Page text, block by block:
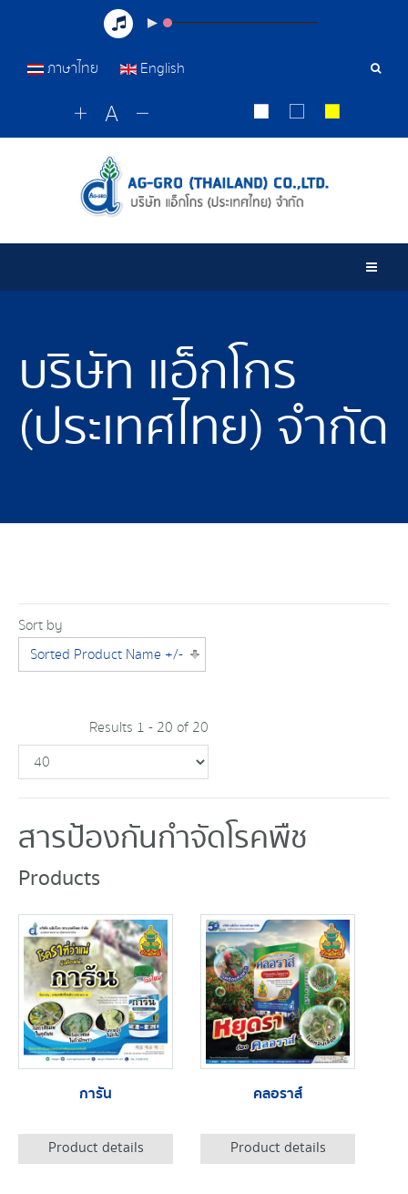
ภาษาไทย English
บริษัท แอ็กโกร
(ประเทศไทย) จำกัด
Sort by
Sorted Product Name +/-
Results 1 - 20 of 20
สารป้องกันกำจัดโรคพืช
Products
การัน
Product details
คลอราส์
Product details